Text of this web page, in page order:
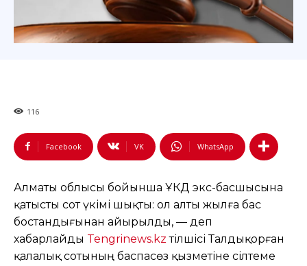
116
Facebook VK WhatsApp
Алматы облысы бойынша ҰҚКД экс-басшысына
қатысты сот үкімі шықты: ол алты жылға бас
бостандығынан айырылды, — деп
хабарлайды Tengrinews.kz тілшісі Талдықорған
қалалық сотының баспасөз қызметіне сілтеме